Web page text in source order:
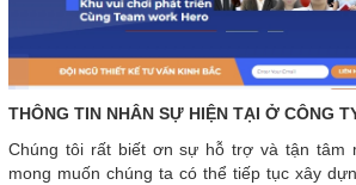
THÔNG TIN NHÂN SỰ HIỆN TẠI Ở CÔNG
Chúng tôi rất biết ơn sự hỗ trợ và tận tâm
mong muốn chúng ta có thể tiếp tục xây